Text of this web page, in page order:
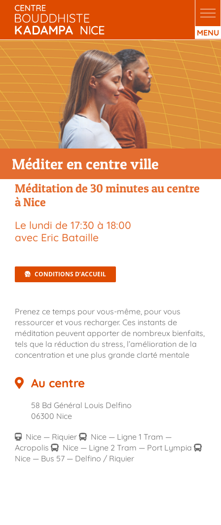
Passer
contenu
Méditer en centre ville
Méditation de 30 minutes au centre
à Nice
Le lundi de 17:30 à 18:00
avec Eric Bataille
CONDITIONS D’ACCUEIL
Prenez ce temps pour vous-même, pour vous
ressourcer et vous recharger. Ces instants de
méditation peuvent apporter de nombreux bienfaits,
tels que la réduction du stress, l’amélioration de la
concentration et une plus grande clarté mentale
Au centre
58 Bd Général Louis Delfino
06300 Nice
Nice — Riquier
Nice — Ligne 1 Tram —
Acropolis
Nice — Ligne 2 Tram — Port Lympia
Nice — Bus 57 — Delfino / Riquier